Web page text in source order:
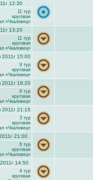
12:30
11 тур
круговая
«Чкаловец»
13:20
11 тур
круговая
«Чкаловец»
2011г 15:00
9 тур
круговая
«Чкаловец»
2011г 18:20
8 тур
круговая
«Чкаловец»
2011г 21:15
3 тур
круговая
«Чкаловец»
21:00
6 тур
круговая
«Чкаловец»
14:50
4 тур
круговая